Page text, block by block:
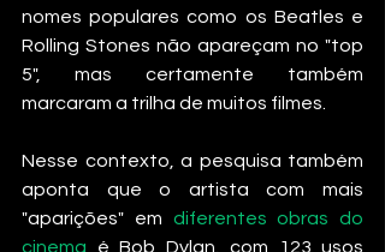
nomes populares como os Beatles e
Rolling Stones não apareçam no "top
5", mas certamente também
marcaram a trilha de muitos filmes.
Nesse contexto, a pesquisa também
aponta que o artista com mais
"aparições" em diferentes obras do
cinema é Bob Dylan, com 123 usos